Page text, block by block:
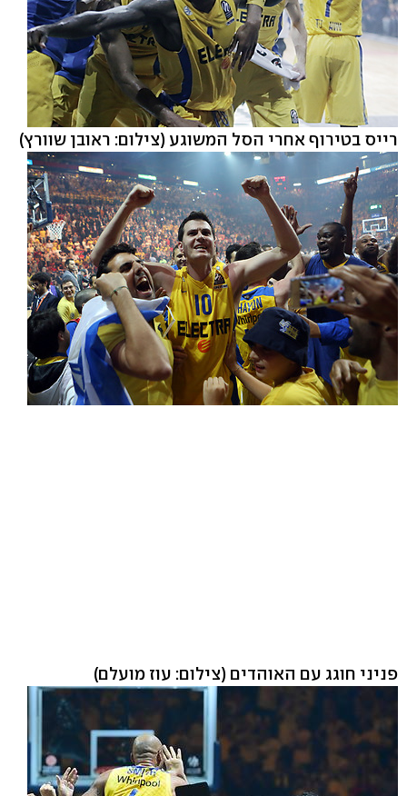
רייס בטירוף אחרי הסל המשוגע (צילום: ראובן שוורץ)
פניני חוגג עם האוהדים (צילום: עוז מועלם)